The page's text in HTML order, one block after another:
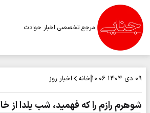
مرجع تخصصی اخبار حوادث
۰۹ دی ۱۴۰۴ ۱۰:۰۶ خانه اخبار روز
شوهرم رازم را که فهمید، شب یلدا از